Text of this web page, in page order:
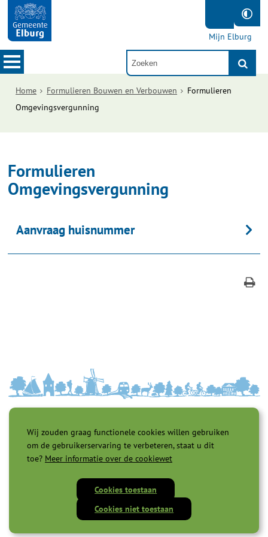
Wij zouden graag functionele cookies willen gebruiken
om de gebruikerservaring te verbeteren, staat u dit
toe? Meer informatie over de cookiewet
Cookies toestaan
Cookies niet toestaan
Mijn Elburg
Home Formulieren Bouwen en Verbouwen
Formulieren
Omgevingsvergunning
Formulieren
Omgevingsvergunning
Aanvraag huisnummer
Toegankelijkheid | Cookies |
Proclaimer |